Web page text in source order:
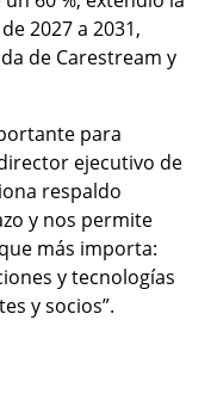
2027 a 2031,
de Carestream y
para
ejecutivo de
respaldo
y nos permite
más importa:
y tecnologías
y socios”.